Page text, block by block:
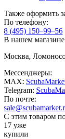
Также оформить
По телефону:
8 (495) 150–99–56
В нашем
Москва,
Мессенджеры:
MAX:
Telegram:
По почте:
С этим товаром
17 уже
купили